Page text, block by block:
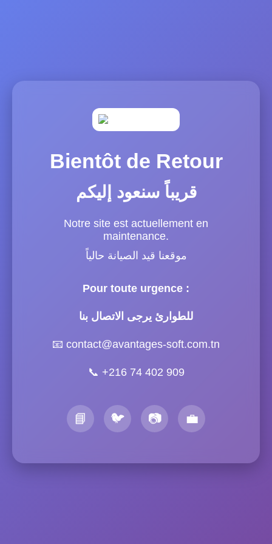
Bientôt de Retour
قريباً سنعود إليكم
Notre site est actuellement en
maintenance.
موقعنا قيد الصيانة حالياً
Pour toute urgence :
للطوارئ يرجى الاتصال بنا
📧 contact@avantages-soft.com.tn
📞 +216 74 402 909
📘 🐦 📷 💼